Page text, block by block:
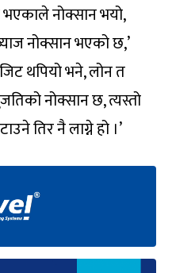
नोक्सान भयो,
नोक्सान भएको छ,’
थपियो भने, लोन त
नोक्सान छ, त्यस्तो
तिर नै लाग्ने हो ।’